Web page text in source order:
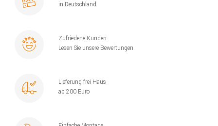
in Deutschland
Zufriedene Kunden
Lesen Sie unsere Bewertungen
Lieferung frei Haus
ab 200 Euro